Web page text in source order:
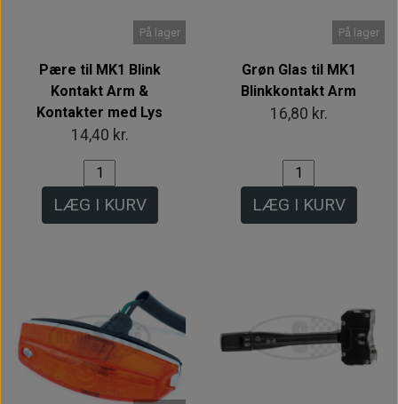
På lager
Pære til MK1 Blink
Kontakt Arm &
Kontakter med Lys
14,40 kr.
LÆG I KURV
På lager
Grøn Glas til MK1
Blinkkontakt Arm
16,80 kr.
LÆG I KURV